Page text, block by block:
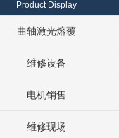
Product Display
曲轴激光熔覆
维修设备
电机销售
维修现场